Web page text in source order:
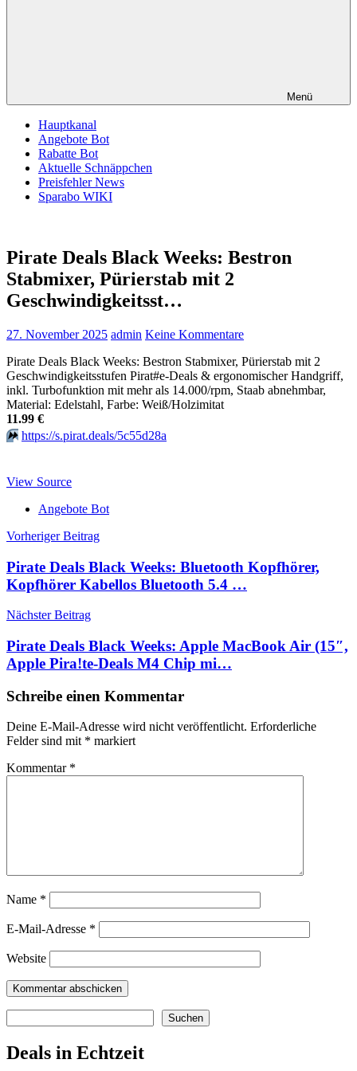
Menü
Hauptkanal
Angebote Bot
Rabatte Bot
Aktuelle Schnäppchen
Preisfehler News
Sparabo WIKI
Pirate Deals Black Weeks: Bestron
Stabmixer, Pürierstab mit 2
Geschwindigkeitsst…
27. November 2025 admin Keine Kommentare
Pirate Deals Black Weeks: Bestron Stabmixer, Pürierstab mit 2
Geschwindigkeitsstufen Pirat#e-Deals & ergonomischer Handgriff,
inkl. Turbofunktion mit mehr als 14.000/rpm, Staab abnehmbar,
Material: Edelstahl, Farbe: Weiß/Holzimitat
11.99 €
⏩️ https://s.pirat.deals/5c55d28a
View Source
Angebote Bot
Beitragsnavigation
Vorheriger Beitrag
Pirate Deals Black Weeks: Bluetooth Kopfhörer,
Kopfhörer Kabellos Bluetooth 5.4 …
Nächster Beitrag
Pirate Deals Black Weeks: Apple MacBook Air (15″,
Apple Pira!te-Deals M4 Chip mi…
Schreibe einen Kommentar
Deine E-Mail-Adresse wird nicht veröffentlicht. Erforderliche
Felder sind mit * markiert
Kommentar *
Name *
E-Mail-Adresse *
Website
Suchen
Deals in Echtzeit